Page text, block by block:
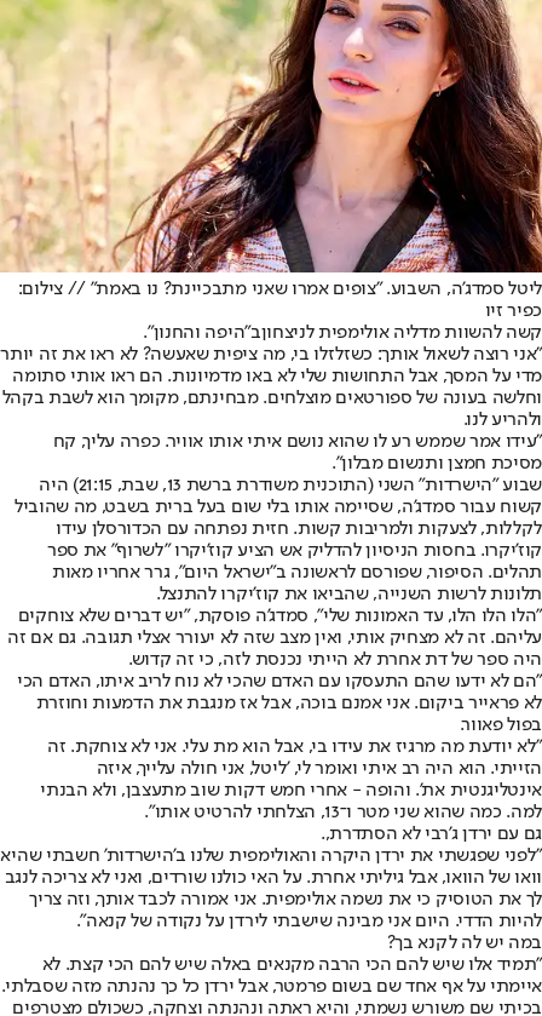
ליטל סמדג'ה, השבוע. "צופים אמרו שאני מתבכיינת? נו באמת" // צילום:
כפיר זיו
קשה להשוות מדליה אולימפית לניצחוןב"היפה והחנון".
"אני רוצה לשאול אותך: כשזלזלו בי, מה ציפית שאעשה? לא ראו את זה יותר
מדי על המסך, אבל התחושות שלי לא באו מדמיונות. הם ראו אותי סתומה
וחלשה בעונה של ספורטאים מוצלחים. מבחינתם, מקומך הוא לשבת בקהל
ולהריע לנו.
"עידו אמר שממש רע לו שהוא נושם איתי אותו אוויר. כפרה עליך, קח
מסיכת חמצן ותנשום מבלון".
שבוע "הישרדות" השני (התוכנית משודרת ברשת 13, שבת, 21:15) היה
קשוח עבור סמדג'ה, שסיימה אותו בלי שום בעל ברית בשבט, מה שהוביל
לקללות, לצעקות ולמריבות קשות. חזית נפתחה עם הכדורסלן עידו
קוז'יקרו. בחסות הניסיון להדליק אש הציע קוז'יקרו "לשרוף" את ספר
תהלים. הסיפור, שפורסם לראשונה ב"ישראל היום", גרר אחריו מאות
תלונות לרשות השנייה, שהביאו את קוז'יקרו להתנצל.
"הלו הלו הלו, עד האמונות שלי", סמדג'ה פוסקת, "יש דברים שלא צוחקים
עליהם. זה לא מצחיק אותי, ואין מצב שזה לא יעורר אצלי תגובה. גם אם זה
היה ספר של דת אחרת לא הייתי נכנסת לזה, כי זה קדוש.
"הם לא ידעו שהם התעסקו עם האדם שהכי לא נוח לריב איתו, האדם הכי
לא פראייר ביקום. אני אמנם בוכה, אבל אז מנגבת את הדמעות וחוזרת
בפול פאוור.
"לא יודעת מה מרגיז את עידו בי, אבל הוא מת עלי. אני לא צוחקת. זה
הזייתי. הוא היה רב איתי ואומר לי, 'ליטל, אני חולה עלייך, איזה
אינטליגנטית את'. והופה - אחרי חמש דקות שוב מתעצבן, ולא הבנתי
למה. כמה שהוא שני מטר ו־13, הצלחתי להרטיט אותו".
גם עם ירדן ג'רבי לא הסתדרת,.
"לפני שפגשתי את ירדן היקרה והאולימפית שלנו ב'הישרדות' חשבתי שהיא
וואו של הוואו, אבל גיליתי אחרת. על האי כולנו שורדים, ואני לא צריכה לנגב
לך את הטוסיק כי את נשמה אולימפית. אני אמורה לכבד אותך, וזה צריך
להיות הדדי. היום אני מבינה שישבתי לירדן על נקודה של קנאה".
במה יש לה לקנא בך?
"תמיד אלו שיש להם הכי הרבה מקנאים באלה שיש להם הכי קצת. לא
איימתי על אף אחד שם בשום פרמטר, אבל ירדן כל כך נהנתה מזה שסבלתי.
בכיתי שם משורש נשמתי, והיא ראתה ונהנתה וצחקה, כשכולם מצטרפים